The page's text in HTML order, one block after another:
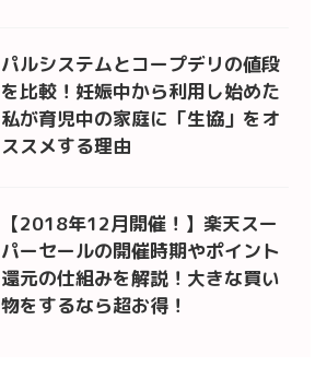
パルシステムとコープデリの値段
を比較！妊娠中から利用し始めた
私が育児中の家庭に「生協」をオ
ススメする理由
【2018年12月開催！】楽天スー
パーセールの開催時期やポイント
還元の仕組みを解説！大きな買い
物をするなら超お得！